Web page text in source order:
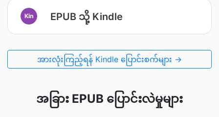
Kin EPUB သို့ Kindle
အားလုံးကြည့်ရန် Kindle ပြောင်းစက်များ →
အခြား EPUB ပြောင်းလဲမှုများ